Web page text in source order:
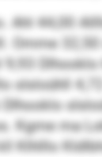
Ahl 44,00
Omme
slsloühll
Kgme ma
Klhlllo